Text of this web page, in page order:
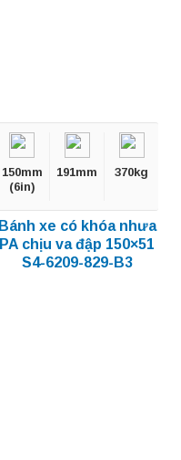
150mm
(6in)
191mm 370kg
Bánh xe có khóa nhưa
PA chịu va đập 150×51
S4-6209-829-B3